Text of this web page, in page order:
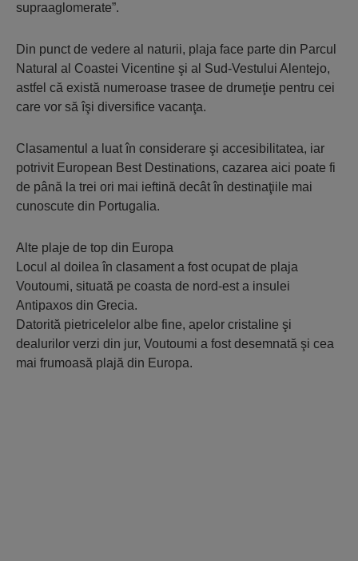
supraaglomerate”.
Din punct de vedere al naturii, plaja face parte din Parcul
Natural al Coastei Vicentine şi al Sud-Vestului Alentejo,
astfel că există numeroase trasee de drumeţie pentru cei
care vor să îşi diversifice vacanţa.
Clasamentul a luat în considerare şi accesibilitatea, iar
potrivit European Best Destinations, cazarea aici poate fi
de până la trei ori mai ieftină decât în destinaţiile mai
cunoscute din Portugalia.
Alte plaje de top din Europa
Locul al doilea în clasament a fost ocupat de plaja
Voutoumi, situată pe coasta de nord-est a insulei
Antipaxos din Grecia.
Datorită pietricelelor albe fine, apelor cristaline şi
dealurilor verzi din jur, Voutoumi a fost desemnată şi cea
mai frumoasă plajă din Europa.